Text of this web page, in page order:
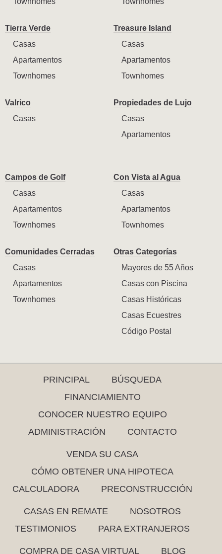
Tierra Verde
Casas
Apartamentos
Townhomes
Treasure Island
Casas
Apartamentos
Townhomes
Valrico
Casas
Propiedades de Lujo
Casas
Apartamentos
Campos de Golf
Casas
Apartamentos
Townhomes
Con Vista al Agua
Casas
Apartamentos
Townhomes
Comunidades Cerradas
Casas
Apartamentos
Townhomes
Otras Categorías
Mayores de 55 Años
Casas con Piscina
Casas Históricas
Casas Ecuestres
Código Postal
PRINCIPAL
BÚSQUEDA
FINANCIAMIENTO
CONOCER NUESTRO EQUIPO
ADMINISTRACIÓN
CONTACTO
VENDA SU CASA
CÓMO OBTENER UNA HIPOTECA
CALCULADORA
PRECONSTRUCCIÓN
CASAS EN REMATE
NOSOTROS
TESTIMONIOS
PARA EXTRANJEROS
COMPRA DE CASA VIRTUAL BLOG